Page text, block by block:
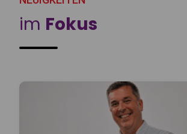
im Fokus